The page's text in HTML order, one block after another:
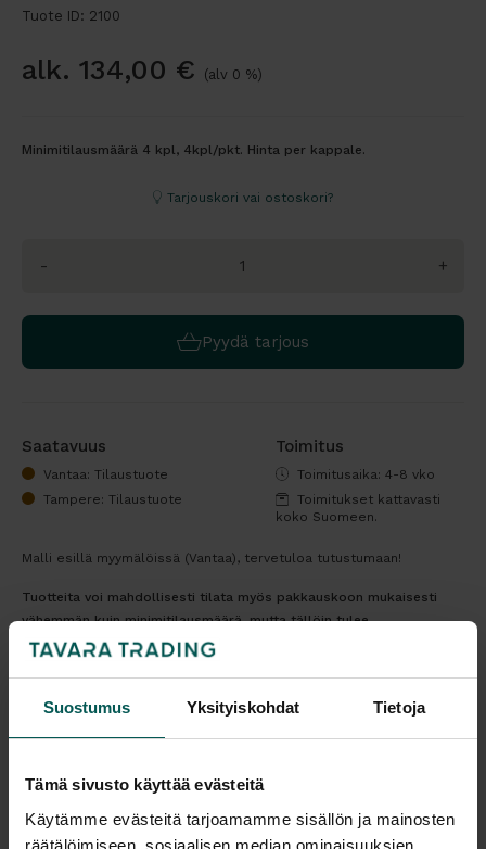
Suostumus Yksityiskohdat Tietoja
Tämä sivusto käyttää evästeitä
Käytämme evästeitä tarjoamamme sisällön ja mainosten
räätälöimiseen, sosiaalisen median ominaisuuksien
Tuote ID: 2100
alk. 134,00 € (alv 0 %)
Minimitilausmäärä 4 kpl, 4kpl/pkt. Hinta per kappale.
Tarjouskori vai ostoskori?
- +
Pyydä tarjous
Saatavuus
Vantaa: Tilaustuote
Tampere: Tilaustuote
Toimitus
Toimitusaika: 4-8 vko
Toimitukset kattavasti
koko Suomeen.
Malli esillä myymälöissä (Vantaa), tervetuloa tutustumaan!
Tuotteita voi mahdollisesti tilata myös pakkauskoon mukaisesti
vähemmän kuin minimitilausmäärä, mutta tällöin tulee
maksettavaksi pientoimituslisä. Kysy lisää!
Minimimäärään voit yhdistää saman valmistajan nettisivuillamme
olevia tuotteita tai muita valmistajan valikoimassa olevia tuotteita.
Muut tuotteet löydät kirjoittamalla "Mitä etsit"-kohtaan valmistajan